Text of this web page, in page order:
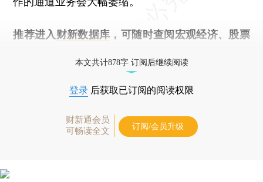
推荐进入 财新数据库 ，可随时查阅宏观经济、股票
本文共计878字 订阅后继续阅读
登录 后获取已订阅的阅读权限
财新通会员
可畅读全文
订阅/会员升级